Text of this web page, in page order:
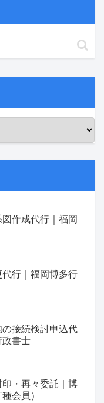
作成代行｜福岡
行｜福岡博多行
接続検討申込代
書士
・再々委託｜博
会員）